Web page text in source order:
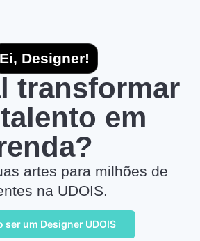
Ei, Designer!
transformar
em
artes para milhões de
na UDOIS.
ser um Designer UDOIS